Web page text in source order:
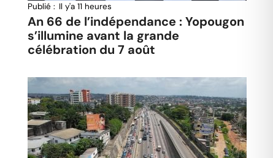
Publié : Il y'a 11 heures
An 66 de l’indépendance : Yopougon
s’illumine avant la grande
célébration du 7 août